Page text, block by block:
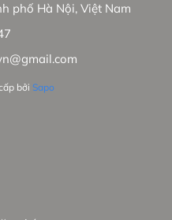
phố Hà Nội, Việt Nam
bởi Sapo